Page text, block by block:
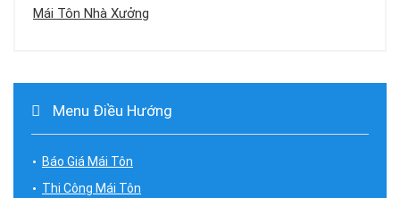
Mái Tôn Nhà Xưởng
Menu Điều Hướng
Báo Giá Mái Tôn
Thi Công Mái Tôn